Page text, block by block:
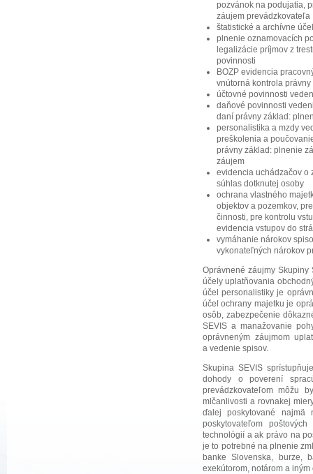
pozvánok na podujatia,
záujem prevádzkovateľa
štatistické a archívne
plnenie oznamovacích
legalizácie príjmov z
povinnosti
BOZP evidencia
vnútorná kontrola
účtovné povinnosti
daňové povinnosti
daní právny základ:
personalistika a mzdy
preškolenia a
právny základ: plnenie
záujem
evidencia uchádzačov o
súhlas dotknutej osoby
ochrana vlastného
objektov a pozemkov,
činnosti, pre kontrolu
evidencia vstupov do
vymáhanie nárokov
vykonateľných nárokov
Oprávnené záujmy
účely uplatňovania
účel personalistiky je
účel ochrany majetku je
osôb, zabezpečenie
SEVIS a manažovanie
oprávneným záujmom
a vedenie spisov.
Skupina SEVIS
dohody o poverení
prevádzkovateľom môžu
mlčanlivosti a rovnakej
ďalej poskytované najmä
poskytovateľom
technológií a ak právo na
je to potrebné na plnenie
banke Slovenska, burze,
exekútorom, notárom a